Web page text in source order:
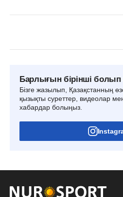
Барлығын бірінші
Бізге жазылып, Қазақстанның
қызықты суреттер, видеолар
хабардар болыңыз.